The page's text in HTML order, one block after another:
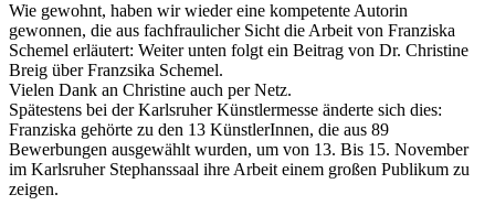
Wie gewohnt, haben wir wieder eine kompetente Autorin
gewonnen, die aus fachfraulicher Sicht die Arbeit von Franziska
Schemel erläutert: Weiter unten folgt ein Beitrag von Dr. Christine
Breig über Franzsika Schemel.
Vielen Dank an Christine auch per Netz.
Spätestens bei der Karlsruher Künstlermesse änderte sich dies:
Franziska gehörte zu den 13 KünstlerInnen, die aus 89
Bewerbungen ausgewählt wurden, um von 13. Bis 15. November
im Karlsruher Stephanssaal ihre Arbeit einem großen Publikum zu
zeigen.